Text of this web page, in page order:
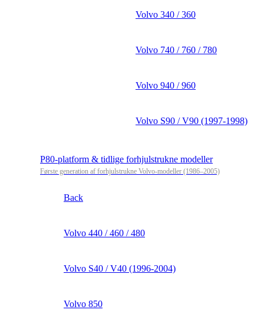
Volvo 340 / 360
Volvo 740 / 760 / 780
Volvo 940 / 960
Volvo S90 / V90 (1997-1998)
P80-platform & tidlige forhjulstrukne modeller
Første generation af forhjulstrukne Volvo-modeller (1986–2005)
Back
Volvo 440 / 460 / 480
Volvo S40 / V40 (1996-2004)
Volvo 850